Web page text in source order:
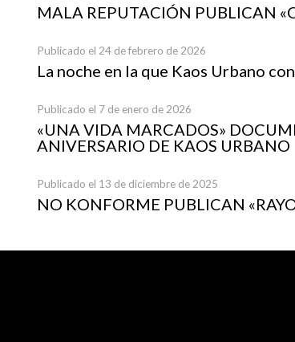
MALA REPUTACIÓN PUBLICAN
Publicado el 24 de febrero de 2026
La noche en la que Kaos Urbano
Publicado el 7 de enero de 2026
«UNA VIDA MARCADOS»
ANIVERSARIO DE KAOS URBANO
Publicado el 13 de diciembre de 2025
NO KONFORME PUBLICAN